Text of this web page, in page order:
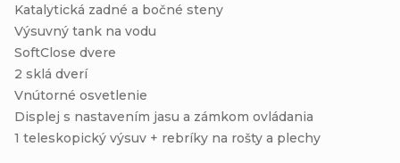
Katalytická zadné a bočné steny
Výsuvný tank na vodu
SoftClose dvere
2 sklá dverí
Vnútorné osvetlenie
Displej s nastavením jasu a zámkom ovládania
1 teleskopický výsuv + rebríky na rošty a plechy